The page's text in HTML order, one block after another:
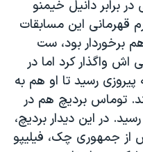
در برابر دانیل خیمنو
قهرمانی این مسابقات
برخوردار بود، ست
اش واگذار کرد اما در
پیروزی رسید تا او هم به
توماس بردیچ هم در
در این دیدار بردیچ،
از جمهوری چک، فیلیپو